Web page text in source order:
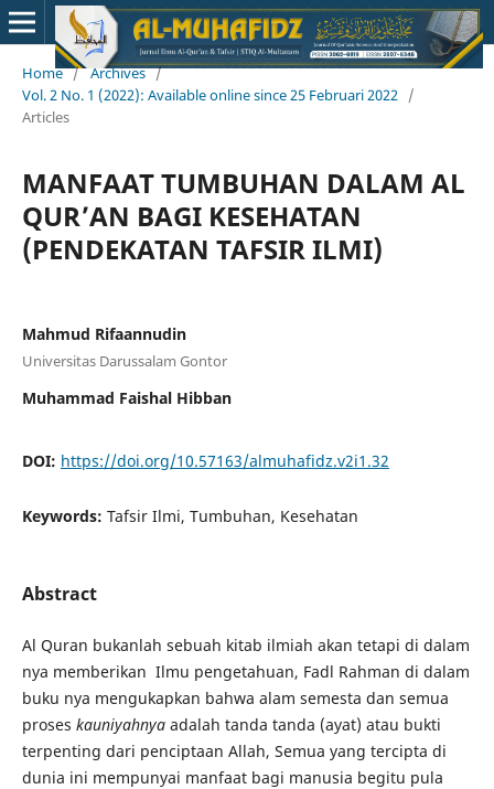
Home / Archives /
Vol. 2 No. 1 (2022): Available online since 25 Februari 2022 /
Articles
MANFAAT TUMBUHAN DALAM AL
QUR’AN BAGI KESEHATAN
(PENDEKATAN TAFSIR ILMI)
Mahmud Rifaannudin
Universitas Darussalam Gontor
Muhammad Faishal Hibban
DOI: https://doi.org/10.57163/almuhafidz.v2i1.32
Keywords: Tafsir Ilmi, Tumbuhan, Kesehatan
Abstract
Al Quran bukanlah sebuah kitab ilmiah akan tetapi di dalam
nya memberikan Ilmu pengetahuan, Fadl Rahman di dalam
buku nya mengukapkan bahwa alam semesta dan semua
proses kauniyahnyaadalah tanda tanda (ayat) atau bukti
terpenting dari penciptaan Allah, Semua yang tercipta di
dunia ini mempunyai manfaat bagi manusia begitu pula